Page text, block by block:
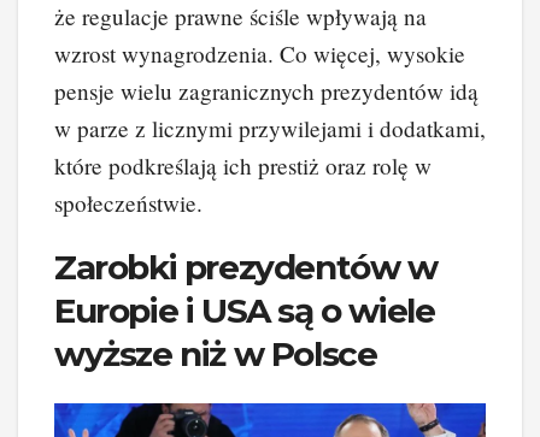
że regulacje prawne ściśle wpływają na
wzrost wynagrodzenia. Co więcej, wysokie
pensje wielu zagranicznych prezydentów idą
w parze z licznymi przywilejami i dodatkami,
które podkreślają ich prestiż oraz rolę w
społeczeństwie.
Zarobki prezydentów w
Europie i USA są o wiele
wyższe niż w Polsce